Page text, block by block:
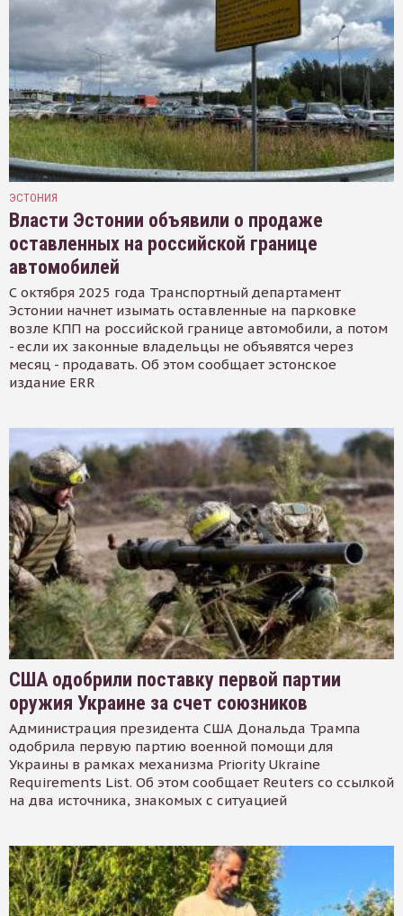
ЭСТОНИЯ
Власти Эстонии объявили о продаже
оставленных на российской границе
автомобилей
С октября 2025 года Транспортный департамент
Эстонии начнет изымать оставленные на парковке
возле КПП на российской границе автомобили, а потом
- если их законные владельцы не объявятся через
месяц - продавать. Об этом сообщает эстонское
издание ERR
США одобрили поставку первой партии
оружия Украине за счет союзников
Администрация президента США Дональда Трампа
одобрила первую партию военной помощи для
Украины в рамках механизма Priority Ukraine
Requirements List. Об этом сообщает Reuters со ссылкой
на два источника, знакомых с ситуацией